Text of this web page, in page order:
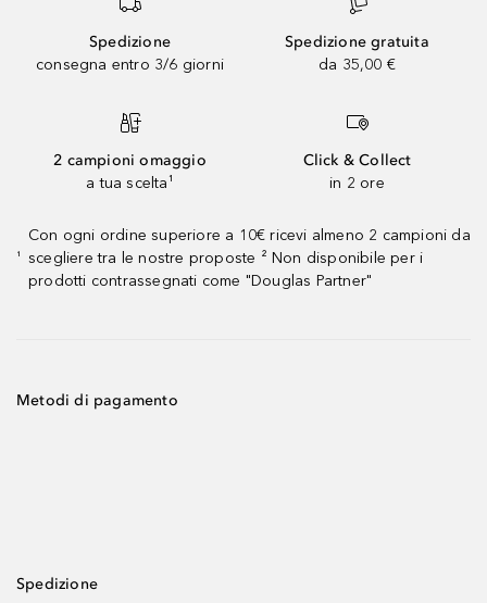
Spedizione
consegna entro 3/6 giorni
Spedizione gratuita
da 35,00 €
2 campioni omaggio
a tua scelta¹
Click & Collect
in 2 ore
¹
Con ogni ordine superiore a 10€ ricevi almeno 2 campioni da
scegliere tra le nostre proposte ² Non disponibile per i
prodotti contrassegnati come "Douglas Partner"
Metodi di pagamento
Spedizione